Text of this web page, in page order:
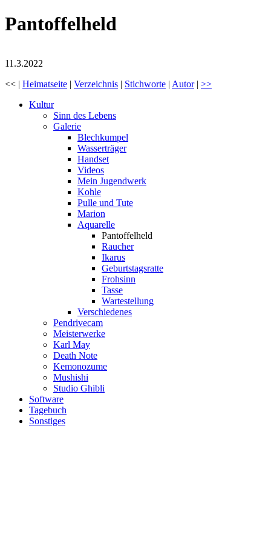
Pantoffelheld
11.3.2022
<< | Heimatseite | Verzeichnis | Stichworte | Autor| >>
Kultur
Sinn des Lebens
Galerie
Blechkumpel
Wasserträger
Handset
Videos
Mein Jugendwerk
Kohle
Pulle und Tute
Marion
Aquarelle
Pantoffelheld
Raucher
Ikarus
Geburtstagsratte
Frohsinn
Tasse
Wartestellung
Verschiedenes
Pendrivecam
Meisterwerke
Karl May
Death Note
Kemonozume
Mushishi
Studio Ghibli
Software
Tagebuch
Sonstiges